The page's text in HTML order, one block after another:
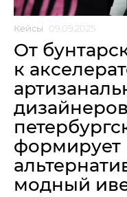
Кейсы 09.09.2025
От
к
формирует
модный